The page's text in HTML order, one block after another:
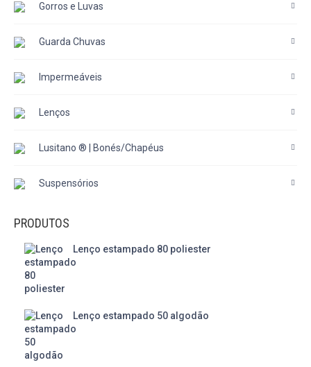
Gorros e Luvas
Guarda Chuvas
Impermeáveis
Lenços
Lusitano ® | Bonés/Chapéus
Suspensórios
PRODUTOS
Lenço estampado 80 poliester
Lenço estampado 50 algodão